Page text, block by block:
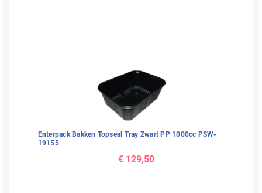
Enterpack Bakken Topseal Tray Zwart PP 1000cc PSW-
19155
€ 129,50